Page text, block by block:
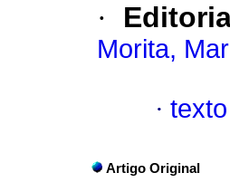
·
Morita,
·
Artigo Original